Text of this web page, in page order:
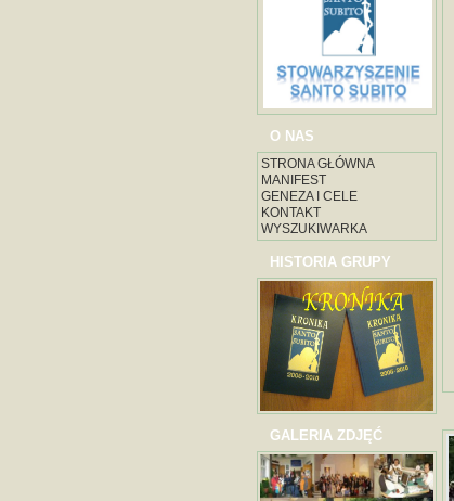
O NAS
STRONA GŁÓWNA
MANIFEST
GENEZA I CELE
KONTAKT
WYSZUKIWARKA
HISTORIA GRUPY
GALERIA ZDJĘĆ